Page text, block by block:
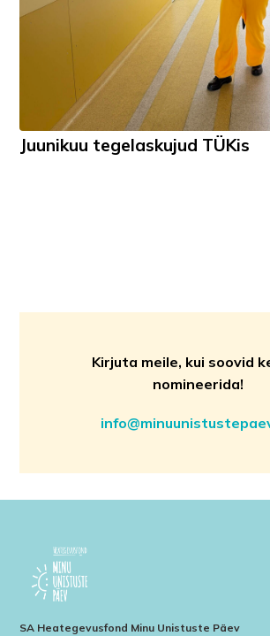
Juunikuu tegelaskujud TÜKis
Kirjuta meile, kui soovid
nomineerida!
SA Heategevusfond Minu Unistuste Päev